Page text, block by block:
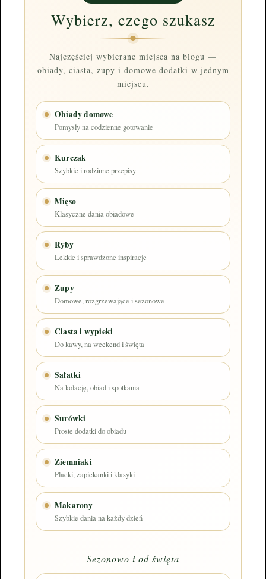
Wybierz, czego szukasz
Najczęściej wybierane miejsca na blogu —
obiady, ciasta, zupy i domowe dodatki w jednym
miejscu.
Obiady domowe
Pomysły na codzienne gotowanie
Kurczak
Szybkie i rodzinne przepisy
Mięso
Klasyczne dania obiadowe
Ryby
Lekkie i sprawdzone inspiracje
Zupy
Domowe, rozgrzewające i sezonowe
Ciasta i wypieki
Do kawy, na weekend i święta
Sałatki
Na kolację, obiad i spotkania
Surówki
Proste dodatki do obiadu
Ziemniaki
Placki, zapiekanki i klasyki
Makarony
Szybkie dania na każdy dzień
Sezonowo i od święta